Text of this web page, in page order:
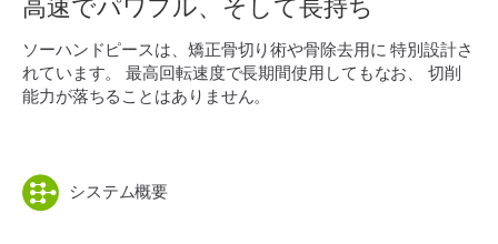
高速でパワフル、そして長持ち
ソーハンドピースは、矯正骨切り術や骨除去用に 特別設計さ
れています。 最高回転速度で長期間使用してもなお、 切削
能力が落ちることはありません。
システム概要